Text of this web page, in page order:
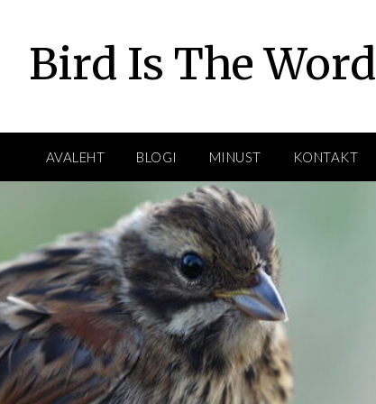
Bird Is The Word
AVALEHT BLOGI MINUST KONTAKT